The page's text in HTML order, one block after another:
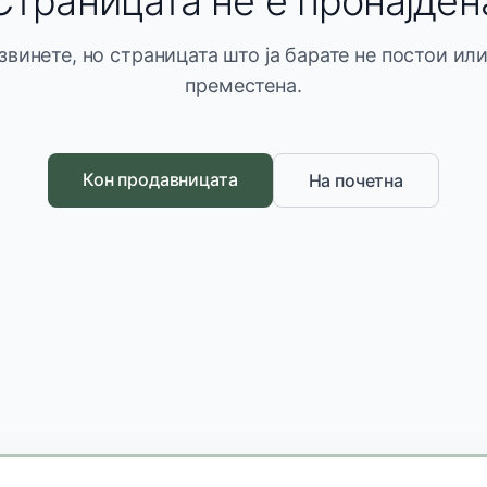
но страницата што ја барате не постои
преместена.
Кон продавницата На почетна